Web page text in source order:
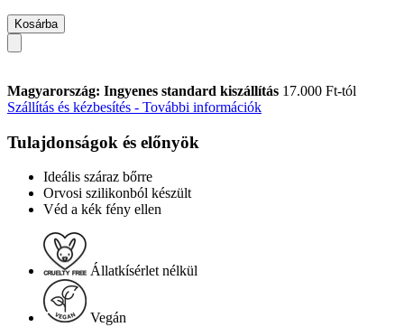
Kosárba
Magyarország: Ingyenes standard kiszállítás 17.000 Ft-tól
Szállítás és kézbesítés - További információk
Tulajdonságok és előnyök
Ideális száraz bőrre
Orvosi szilikonból készült
Véd a kék fény ellen
Állatkísérlet nélkül
Vegán